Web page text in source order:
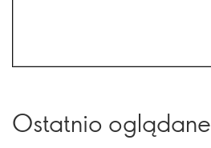
Ostatnio oglądane